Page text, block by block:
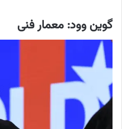
گوین وود: معمار فنی